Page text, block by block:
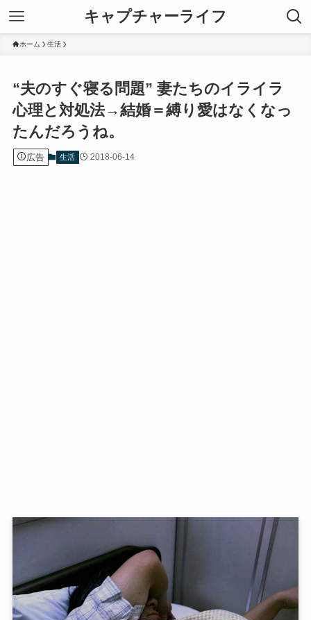
キャプチャーライフ
ホーム 生活
“夫のすぐ寝る問題” 妻たちのイライラ
心理と対処法→結婚＝縛り愛はなくなっ
たんだろうね。
広告 生活 2018-06-14